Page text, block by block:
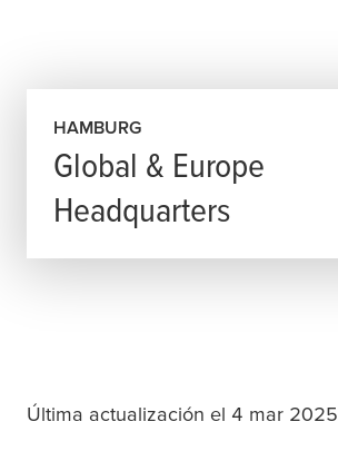
HAMBURG
Global & Europe
Headquarters
Última actualización el 4 mar 2025